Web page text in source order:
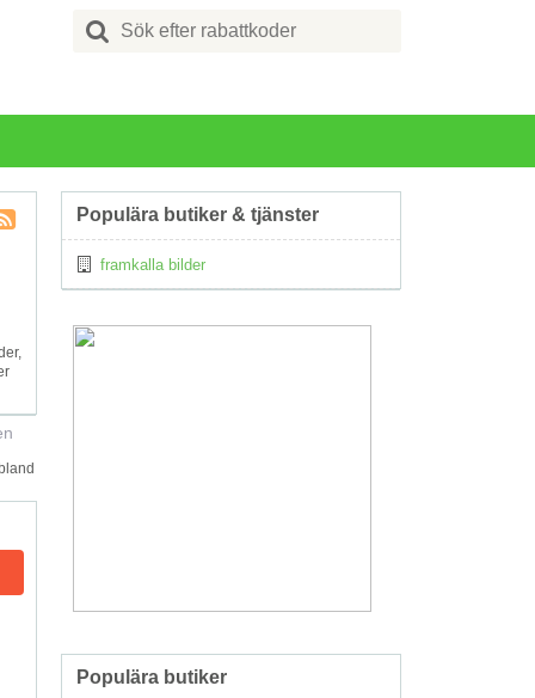
Search
for:
Populära butiker & tjänster
framkalla bilder
Populära butiker